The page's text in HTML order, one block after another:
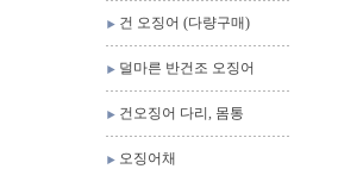
건 오징어 (다량구매)
덜마른 반건조 오징어
건오징어 다리, 몸통
오징어채